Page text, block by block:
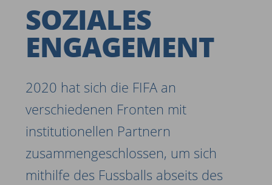
SOZIALES
ENGAGE­MENT
2020 hat sich die FIFA an
verschiedenen Fronten mit
institutionellen Partnern
zusammengeschlossen, um sich
mithilfe des Fussballs abseits des